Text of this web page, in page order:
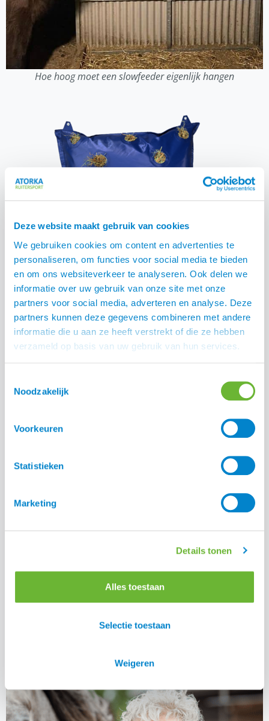
Deze website maakt gebruik van cookies
We gebruiken cookies om content en advertenties te
personaliseren, om functies voor social media te bieden
en om ons websiteverkeer te analyseren. Ook delen we
informatie over uw gebruik van onze site met onze
partners voor social media, adverteren en analyse. Deze
partners kunnen deze gegevens combineren met andere
informatie die u aan ze heeft verstrekt of die ze hebben
verzameld op basis van uw gebruik van hun services.
Noodzakelijk
Voorkeuren
Statistieken
Marketing
Details tonen
Alles toestaan
Selectie toestaan
Weigeren
Hoe hoog moet een slowfeeder eigenlijk hangen
Hay Play Pillow